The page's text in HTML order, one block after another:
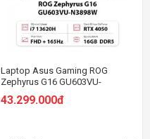
Laptop Asus Gaming ROG
Zephyrus G16 GU603VU-
N3898W (i7 13620H/16GB
RAM/512GB SSD/16 WUXGA
43.299.000đ